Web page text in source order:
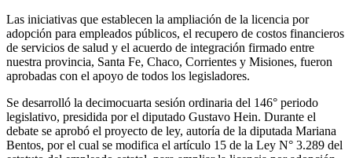
Las iniciativas que establecen la ampliación de la licencia por
adopción para empleados públicos, el recupero de costos financieros
de servicios de salud y el acuerdo de integración firmado entre
nuestra provincia, Santa Fe, Chaco, Corrientes y Misiones, fueron
aprobadas con el apoyo de todos los legisladores.
Se desarrolló la decimocuarta sesión ordinaria del 146° periodo
legislativo, presidida por el diputado Gustavo Hein. Durante el
debate se aprobó el proyecto de ley, autoría de la diputada Mariana
Bentos, por el cual se modifica el artículo 15 de la Ley N° 3.289 del